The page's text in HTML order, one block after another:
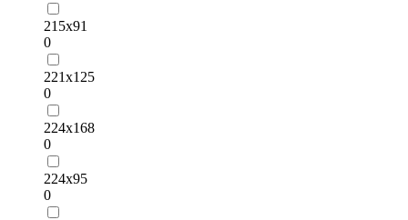
215х91
0
221х125
0
224х168
0
224х95
0